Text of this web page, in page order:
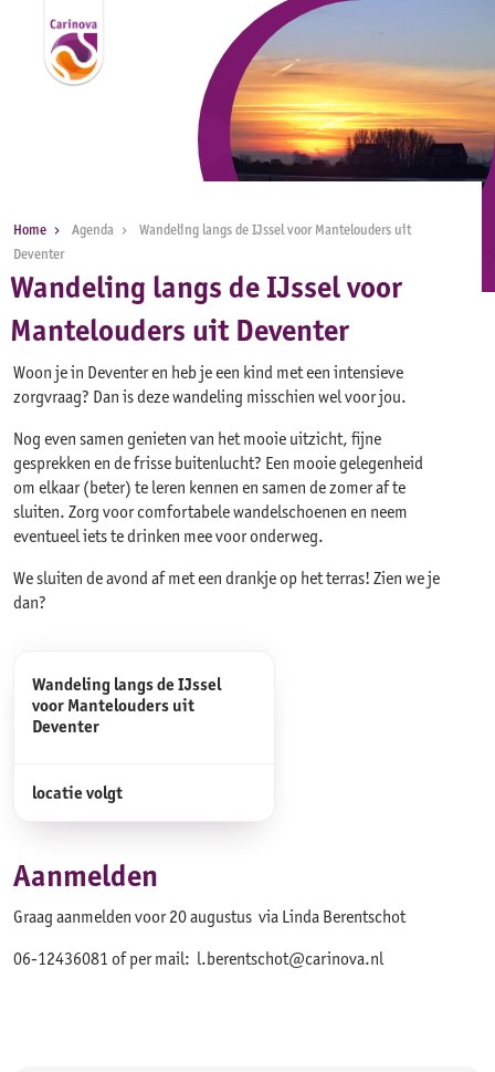
Home Agenda
Wandeling langs de IJssel voor Mantelouders uit
Deventer
Wandeling langs de IJssel voor
Mantelouders uit Deventer
Woon je in Deventer en heb je een kind met een intensieve
zorgvraag? Dan is deze wandeling misschien wel voor jou.
Nog even samen genieten van het mooie uitzicht, fijne
gesprekken en de frisse buitenlucht? Een mooie gelegenheid
om elkaar (beter) te leren kennen en samen de zomer af te
sluiten. Zorg voor comfortabele wandelschoenen en neem
eventueel iets te drinken mee voor onderweg.
We sluiten de avond af met een drankje op het terras! Zien we je
dan?
Wandeling langs de IJssel
voor Mantelouders uit
Deventer
locatie volgt
Aanmelden
Graag aanmelden voor20 augustus via Linda Berentschot
06-12436081 of per mail: l.berentschot@carinova.nl